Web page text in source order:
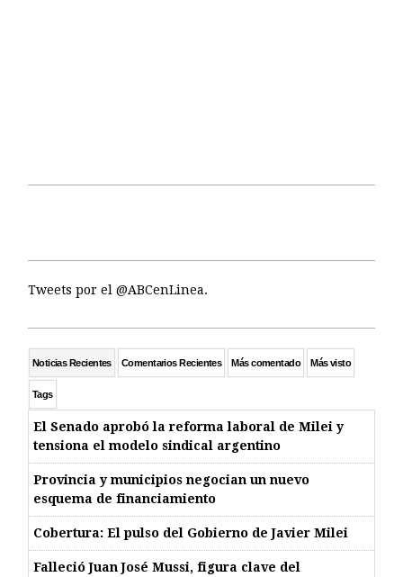
Tweets por el @ABCenLinea.
Noticias Recientes Comentarios Recientes Más comentado Más visto
Tags
El Senado aprobó la reforma laboral de Milei y
tensiona el modelo sindical argentino
Provincia y municipios negocian un nuevo
esquema de financiamiento
Cobertura: El pulso del Gobierno de Javier Milei
Falleció Juan José Mussi, figura clave del